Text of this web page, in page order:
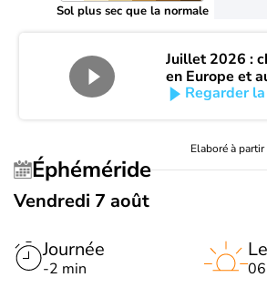
Sol plus sec que la normale
Juillet 2026 :
en Europe et
Regarder
Elaboré à partir
Éphéméride
Vendredi 7 août
Journée
-2 min